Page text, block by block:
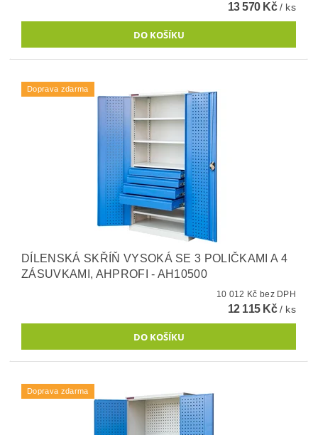
13 570 Kč/ ks
Doprava zdarma
DÍLENSKÁ SKŘÍŇ VYSOKÁ SE 3 POLIČKAMI A 4
ZÁSUVKAMI, AHPROFI - AH10500
10 012 Kč bez DPH
12 115 Kč/ ks
Doprava zdarma